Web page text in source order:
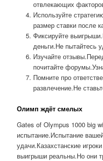
отвлекающих
Используйте
размер ставки после
Фиксируйте
деньги.Не пытайтесь
Изучайте
почитайте
Помните про
развлечение.Не
Олимп ждёт смелых
Gates of Olympus 1000 big
испытание.Испытание
удачи.Казахстанские
выигрыши реальны.Но они